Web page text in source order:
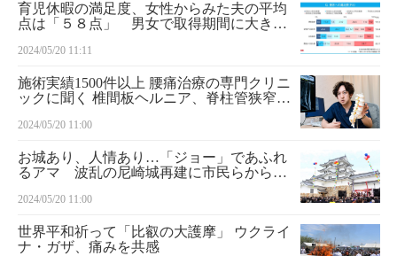
育児休暇の満足度、女性からみた夫の平均
点は「５８点」 男女で取得期間に大きな
2024/05/20 11:11
施術実績1500件以上 腰痛治療の専門クリニ
ックに聞く 椎間板ヘルニア、脊柱管狭窄症
2024/05/20 11:00
お城あり、人情あり…「ジョー」であふれ
るアマ 波乱の尼崎城再建に市民らから寄
2024/05/20 11:00
世界平和祈って「比叡の大護摩」 ウクライ
ナ・ガザ、痛みを共感